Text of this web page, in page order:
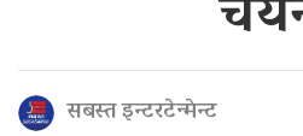
सबस्त इन्टरटेन्मेन्ट